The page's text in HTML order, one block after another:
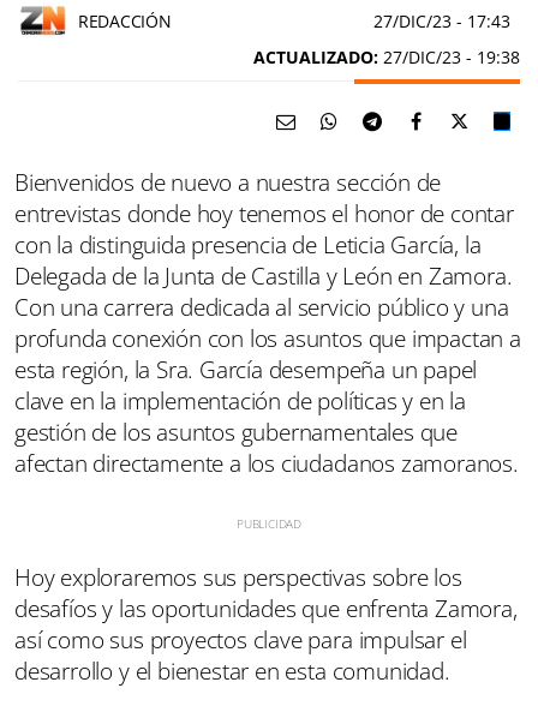
REDACCIÓN 27/DIC/23 - 17:43
ACTUALIZADO: 27/DIC/23 - 19:38
Bienvenidos de nuevo a nuestra sección de
entrevistas donde hoy tenemos el honor de contar
con la distinguida presencia de Leticia García, la
Delegada de la Junta de Castilla y León en Zamora.
Con una carrera dedicada al servicio público y una
profunda conexión con los asuntos que impactan a
esta región, la Sra. García desempeña un papel
clave en la implementación de políticas y en la
gestión de los asuntos gubernamentales que
afectan directamente a los ciudadanos zamoranos.
Hoy exploraremos sus perspectivas sobre los
desafíos y las oportunidades que enfrenta Zamora,
así como sus proyectos clave para impulsar el
desarrollo y el bienestar en esta comunidad.